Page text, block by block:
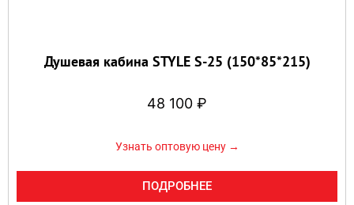
Душевая кабина STYLE S-25 (150*85*215)
48 100 ₽
Узнать оптовую цену →
ПОДРОБНЕЕ